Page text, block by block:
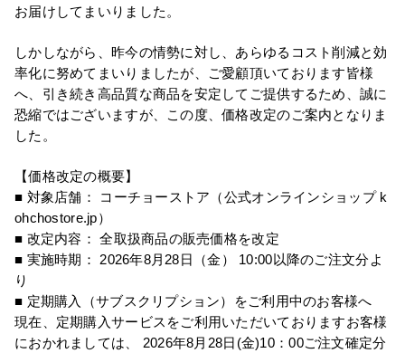
お届けしてまいりました。
しかしながら、昨今の情勢に対し、あらゆるコスト削減と効
率化に努めてまいりましたが、ご愛顧頂いております皆様
へ、引き続き高品質な商品を安定してご提供するため、誠に
恐縮ではございますが、この度、価格改定のご案内となりま
した。
【価格改定の概要】
■ 対象店舗： コーチョーストア（公式オンラインショップk
ohchostore.jp）
■ 改定内容： 全取扱商品の販売価格を改定
■ 実施時期：
2026年8月28日（金） 10:00以降のご注文分よ
り
■ 定期購入（サブスクリプション）をご利用中のお客様へ
現在、定期購入サービスをご利用いただいておりますお客様
におかれましては、
2026年8月28日(金)10：00ご注文確定分